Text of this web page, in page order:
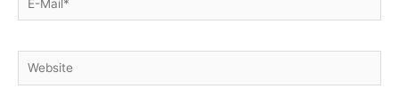
Mail*
Website